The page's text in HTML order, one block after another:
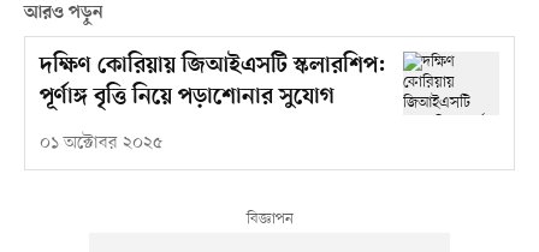
আরও পড়ুন
দক্ষিণ কোরিয়ায় জিআইএসটি স্কলারশিপ:
পূর্ণাঙ্গ বৃত্তি নিয়ে পড়াশোনার সুযোগ
০১ অক্টোবর ২০২৫